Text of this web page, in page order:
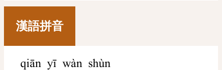
漢語拼音
qiān yī wàn shùn